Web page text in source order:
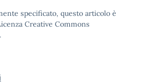
specificato, questo articolo è
Creative Commons